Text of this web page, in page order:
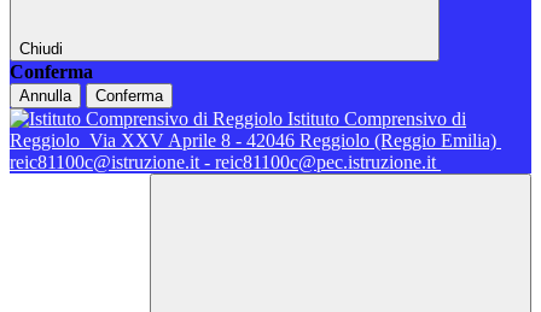
Chiudi
Conferma
Annulla Conferma
Istituto Comprensivo di
Reggiolo Via XXV Aprile 8 - 42046 Reggiolo (Reggio Emilia)
reic81100c@istruzione.it - reic81100c@pec.istruzione.it